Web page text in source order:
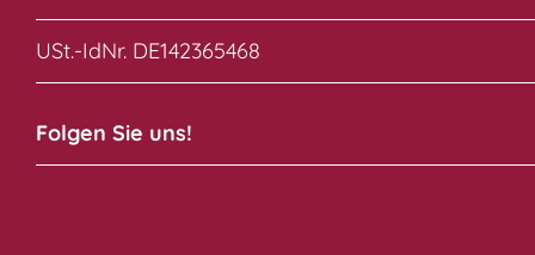
USt.-IdNr. DE142365468
Folgen Sie uns!